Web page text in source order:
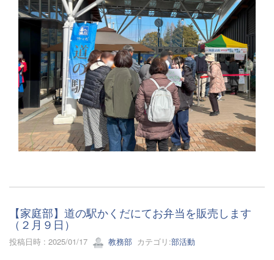
【家庭部】道の駅かくだにてお弁当を販売します
（２月９日）
投稿日時 : 2025/01/17 教務部 カテゴリ:部活動